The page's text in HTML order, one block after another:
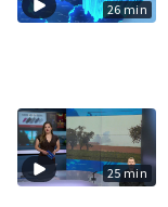
26 min
25 min